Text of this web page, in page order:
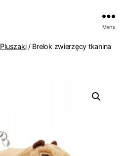
Menu
Pluszaki/ Brelok zwierzęcy tkanina